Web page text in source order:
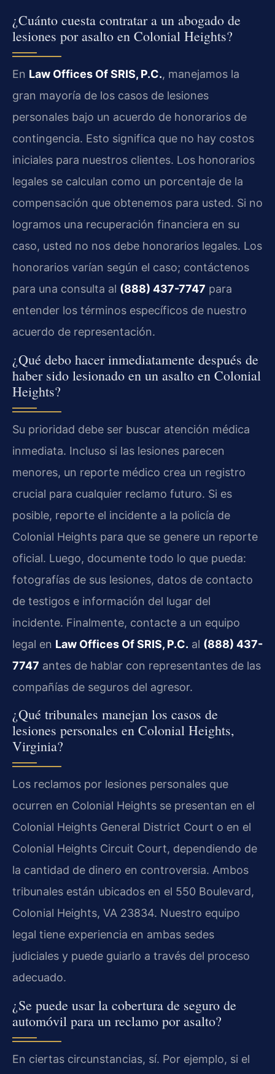
¿Cuánto cuesta contratar a un abogado de
lesiones por asalto en Colonial Heights?
En Law Offices Of SRIS, P.C., manejamos la
gran mayoría de los casos de lesiones
personales bajo un acuerdo de honorarios de
contingencia. Esto significa que no hay costos
iniciales para nuestros clientes. Los honorarios
legales se calculan como un porcentaje de la
compensación que obtenemos para usted. Si no
logramos una recuperación financiera en su
caso, usted no nos debe honorarios legales. Los
honorarios varían según el caso; contáctenos
para una consulta al (888) 437-7747 para
entender los términos específicos de nuestro
acuerdo de representación.
¿Qué debo hacer inmediatamente después de
haber sido lesionado en un asalto en Colonial
Heights?
Su prioridad debe ser buscar atención médica
inmediata. Incluso si las lesiones parecen
menores, un reporte médico crea un registro
crucial para cualquier reclamo futuro. Si es
posible, reporte el incidente a la policía de
Colonial Heights para que se genere un reporte
oficial. Luego, documente todo lo que pueda:
fotografías de sus lesiones, datos de contacto
de testigos e información del lugar del
incidente. Finalmente, contacte a un equipo
legal en Law Offices Of SRIS, P.C. al (888) 437-
7747 antes de hablar con representantes de las
compañías de seguros del agresor.
¿Qué tribunales manejan los casos de
lesiones personales en Colonial Heights,
Virginia?
Los reclamos por lesiones personales que
ocurren en Colonial Heights se presentan en el
Colonial Heights General District Court o en el
Colonial Heights Circuit Court, dependiendo de
la cantidad de dinero en controversia. Ambos
tribunales están ubicados en el 550 Boulevard,
Colonial Heights, VA 23834. Nuestro equipo
legal tiene experiencia en ambas sedes
judiciales y puede guiarlo a través del proceso
adecuado.
¿Se puede usar la cobertura de seguro de
automóvil para un reclamo por asalto?
En ciertas circunstancias, sí. Por ejemplo, si el